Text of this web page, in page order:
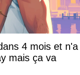
4 mois et n'a
mais ça va